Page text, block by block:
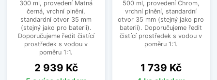
kroku je pravděpodobně výběr toho správného
modelu. Zapojte fantazii a my se postaráme o
všechno ostatní.
Zápustné dávkovače mýdla nepatří
jen do koupelny
Dávkovače mýdla máme většinou spojené s
300 ml, provedení Matná
černá, vrchní plnění,
standardní otvor 35 mm
(stejný jako pro baterii).
Doporučujeme ředit čistící
prostředek s vodou v
poměru 1:1.
Cena
2 939 Kč
500 ml, provedení Chrom,
vrchní plnění, standardní
otvor 35 mm (stejný jako pro
baterii). Doporučujeme ředit
čistící prostředek s vodou v
poměru 1:1.
Cena
1 739 Kč